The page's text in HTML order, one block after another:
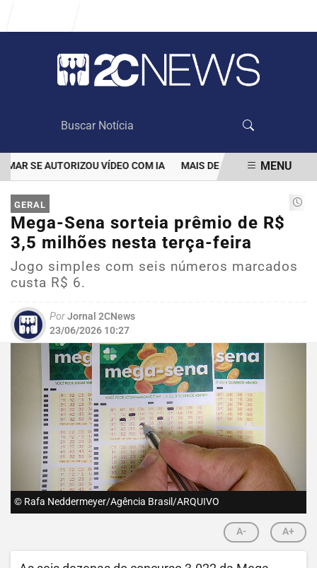
SE AUTORIZOU VÍDEO COM IA MAIS DE 100 MIL CLIENTES
EM ALTA
MENU
GERAL
Mega-Sena sorteia prêmio de R$
3,5 milhões nesta terça-feira
Jogo simples com seis números marcados
custa R$ 6.
PorJornal 2CNews
23/06/2026 10:27
© Rafa Neddermeyer/Agência Brasil/ARQUIVO
A- A+